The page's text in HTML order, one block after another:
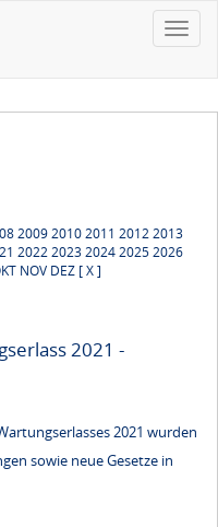
Toggle
200920102011 20122013
20222023202420252026
NOV DEZ [ X ]
2021 -
2021 wurden
sowie neue Gesetze in